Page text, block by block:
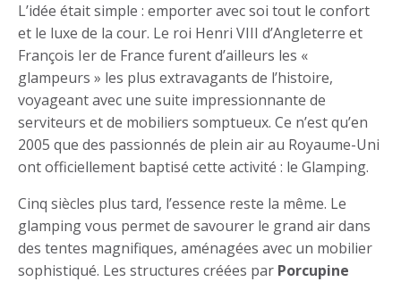
L’idée était simple : emporter avec soi tout le confort
et le luxe de la cour. Le roi Henri VIII d’Angleterre et
François Ier de France furent d’ailleurs les «
glampeurs » les plus extravagants de l’histoire,
voyageant avec une suite impressionnante de
serviteurs et de mobiliers somptueux. Ce n’est qu’en
2005 que des passionnés de plein air au Royaume-Uni
ont officiellement baptisé cette activité : le Glamping.
Cinq siècles plus tard, l’essence reste la même. Le
glamping vous permet de savourer le grand air dans
des tentes magnifiques, aménagées avec un mobilier
sophistiqué. Les structures créées par Porcupine